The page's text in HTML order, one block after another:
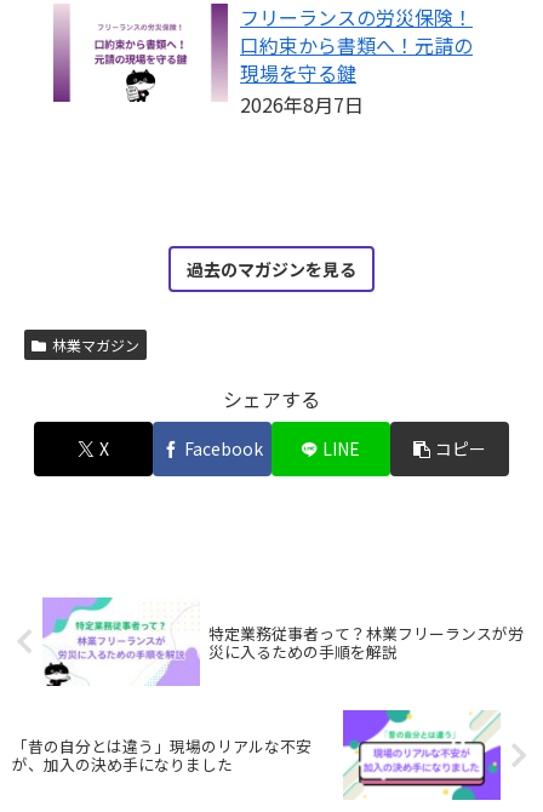
フリーランスの労災保険！
口約束から書類へ！元請の
現場を守る鍵
2026年8月7日
過去のマガジンを見る
林業マガジン
シェアする
X Facebook LINE コピー
特定業務従事者って？林業フリーランスが労
災に入るための手順を解説
「昔の自分とは違う」現場のリアルな不安
が、加入の決め手になりました